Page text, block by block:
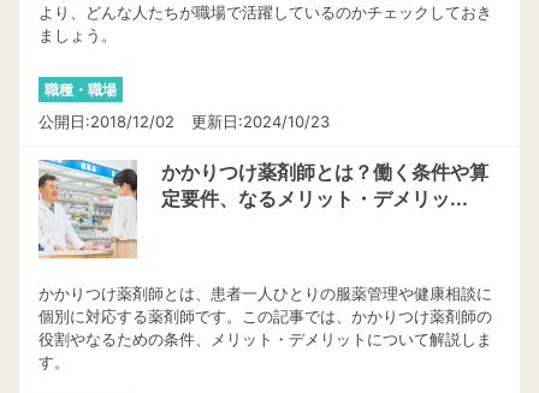
より、どんな人たちが職場で活躍しているのかチェックしておき
ましょう。
職種・職場
公開日:2018/12/02 更新日:2024/10/23
かかりつけ薬剤師とは？働く条件や算
定要件、なるメリット・デメリッ...
かかりつけ薬剤師とは、患者一人ひとりの服薬管理や健康相談に
個別に対応する薬剤師です。この記事では、かかりつけ薬剤師の
役割やなるための条件、メリット・デメリットについて解説しま
す。